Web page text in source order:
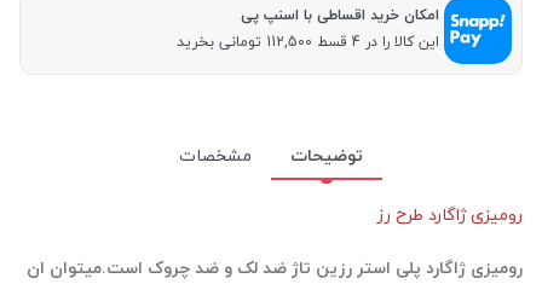
امکان خرید اقساطی با اسنپ پی
این کالا را در 4 قسط 112,500 تومانی بخرید
توضیحات
مشخصات
رومیزی ژاگارد طرح رز
رومیزی ژاگارد پلی استر رزین تاژ ضد لک و ضد چروک است.میتوان ان